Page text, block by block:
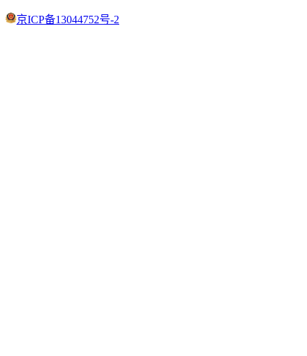
京ICP备13044752号-2